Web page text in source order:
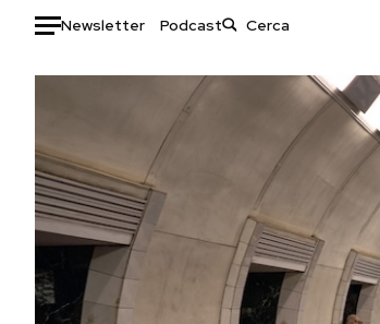
Newsletter Podcast
Auto
Italia
Mondo
Politica
Tecnologia
Internet
Moda
Consumismi
Storie/Idee
Ok Boomer!